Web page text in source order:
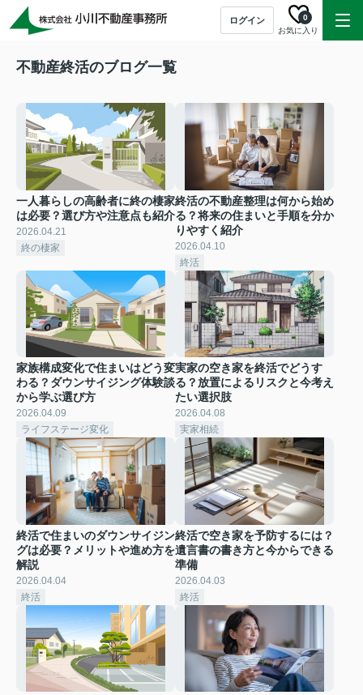
ログイン
お気に入り
0
不動産終活のブログ一覧
一人暮らしの高齢者に終の棲家
は必要？選び方や注意点も紹介
2026.04.21
終の棲家
終活の不動産整理は何から始め
る？将来の住まいと手順を分か
りやすく紹介
2026.04.10
終活
家族構成変化で住まいはどう変
わる？ダウンサイジング体験談
から学ぶ選び方
2026.04.09
ライフステージ変化
実家の空き家を終活でどうす
る？放置によるリスクと今考え
たい選択肢
2026.04.08
実家相続
終活で住まいのダウンサイジン
グは必要？メリットや進め方を
解説
2026.04.04
終活
終活で空き家を予防するには？
遺言書の書き方と今からできる
準備
2026.04.03
終活